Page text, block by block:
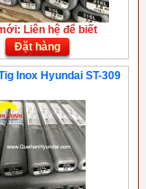
Liên hệ để biết
Đặt hàng
Inox Hyundai ST-309